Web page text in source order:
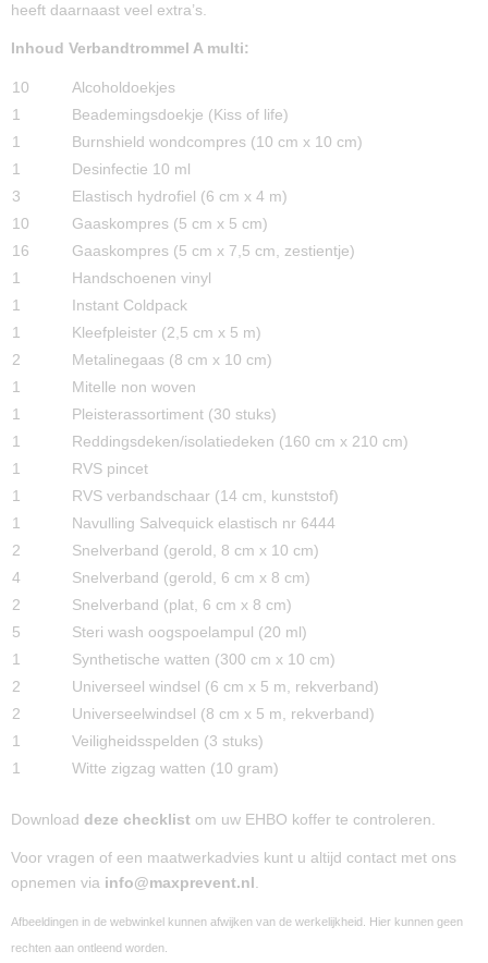
heeft daarnaast veel extra’s.
Inhoud Verbandtrommel A multi:
10
Alcoholdoekjes
1
Beademingsdoekje (Kiss of life)
1
Burnshield wondcompres (10 cm x 10 cm)
1
Desinfectie 10 ml
3
Elastisch hydrofiel (6 cm x 4 m)
10
Gaaskompres (5 cm x 5 cm)
16
Gaaskompres (5 cm x 7,5 cm, zestientje)
1
Handschoenen vinyl
1
Instant Coldpack
1
Kleefpleister (2,5 cm x 5 m)
2
Metalinegaas (8 cm x 10 cm)
1
Mitelle non woven
1
Pleisterassortiment (30 stuks)
1
Reddingsdeken/isolatiedeken (160 cm x 210 cm)
1
RVS pincet
1
RVS verbandschaar (14 cm, kunststof)
1
Navulling Salvequick elastisch nr 6444
2
Snelverband (gerold, 8 cm x 10 cm)
4
Snelverband (gerold, 6 cm x 8 cm)
2
Snelverband (plat, 6 cm x 8 cm)
5
Steri wash oogspoelampul (20 ml)
1
Synthetische watten (300 cm x 10 cm)
2
Universeel windsel (6 cm x 5 m, rekverband)
2
Universeelwindsel (8 cm x 5 m, rekverband)
1
Veiligheidsspelden (3 stuks)
1
Witte zigzag watten (10 gram)
Download deze checklist om uw EHBO koffer te controleren.
Voor vragen of een maatwerkadvies kunt u altijd contact met ons
opnemen via info@maxprevent.nl
Afbeeldingen in de webwinkel kunnen afwijken van de werkelijkheid. Hier kunnen geen
rechten aan ontleend worden.